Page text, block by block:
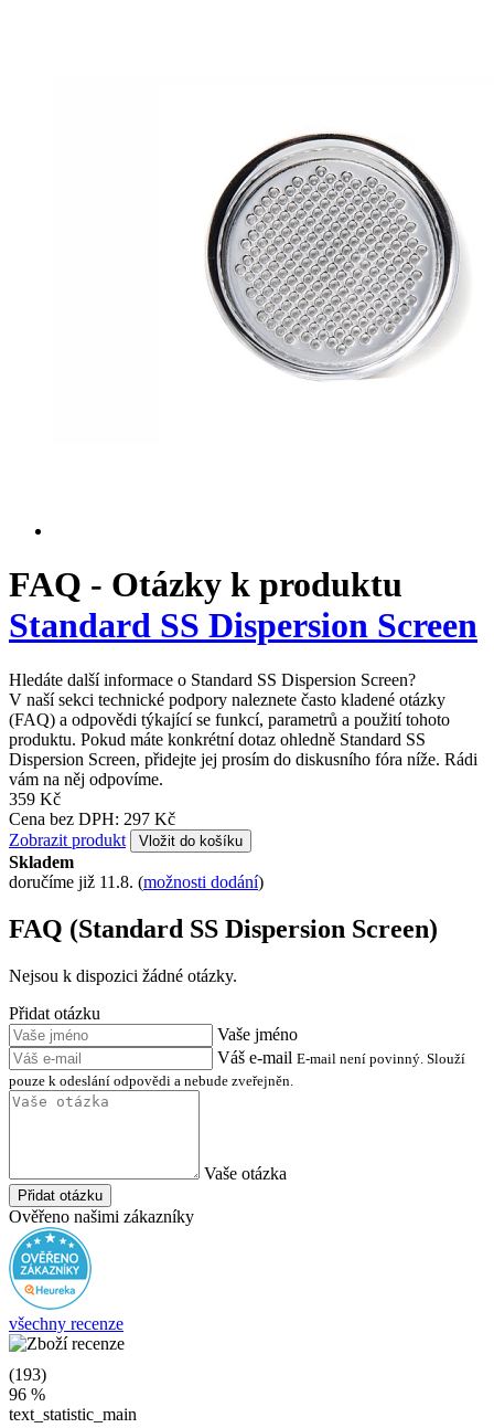
FAQ - Otázky k produktu
Standard SS Dispersion Screen
Hledáte další informace o Standard SS Dispersion Screen?
V naší sekci technické podpory naleznete často kladené otázky
(FAQ) a odpovědi týkající se funkcí, parametrů a použití tohoto
produktu. Pokud máte konkrétní dotaz ohledně Standard SS
Dispersion Screen, přidejte jej prosím do diskusního fóra níže. Rádi
vám na něj odpovíme.
359 Kč
Cena bez DPH: 297 Kč
Zobrazit produkt
Vložit do košíku
Skladem
doručíme již 11.8. (možnosti dodání)
FAQ (Standard SS Dispersion Screen)
Nejsou k dispozici žádné otázky.
Přidat otázku
Vaše jméno
Váš e-mail E-mail není povinný. Slouží
pouze k odeslání odpovědi a nebude zveřejněn.
Vaše otázka
Přidat otázku
Ověřeno našimi zákazníky
všechny recenze
(193)
96 %
text_statistic_main